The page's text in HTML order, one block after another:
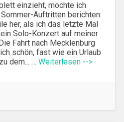
einzieht, möchte ich
Auftritten berichten:
her, als ich das letzte Mal
Solo-Konzert auf meiner
Fahrt nach Mecklenburg
schön, fast wie ein Urlaub
dem... … Weiterlesen -->